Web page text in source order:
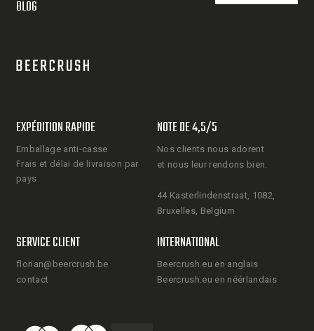
BLOG
EXPÉDITION RAPIDE
Emballage anti-casse
Frais et délai de livraison par
pays
NOTE DE 4,5/5
Nos clients nous adorent
et nous leur rendons bien.
44 Kasterlindenstraat, 1082,
Bruxelles, Belgium
SERVICE CLIENT
florian@beercrush.be
contact
INTERNATIONAL
Beercrush.eu en anglais
Beercrush.eu en néérlandais